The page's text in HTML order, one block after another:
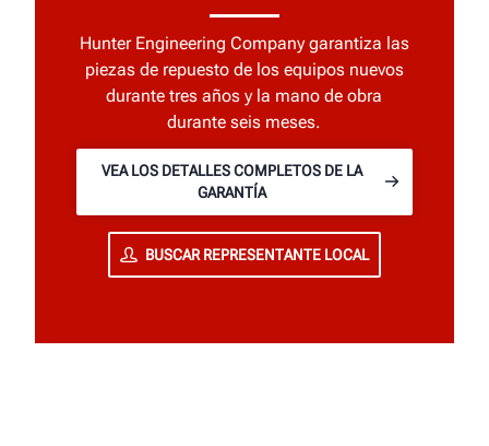
Hunter Engineering Company garantiza las
piezas de repuesto de los equipos nuevos
durante tres años y la mano de obra
durante seis meses.
VEA LOS DETALLES COMPLETOS DE LA
GARANTÍA
BUSCAR REPRESENTANTE LOCAL